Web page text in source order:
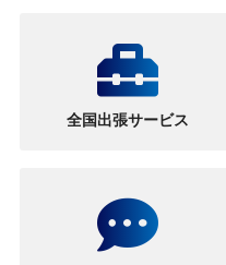
全国出張サービス